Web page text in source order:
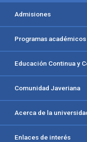
Admisiones
Programas académicos
Educación Continua y
Comunidad Javeriana
Acerca de la
Enlaces de interés